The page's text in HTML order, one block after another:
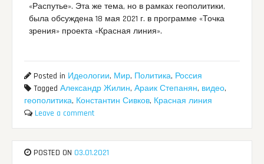
«Распутье». Эта же тема, но в рамках геополитики,
была обсуждена 18 мая 2021 г. в программе «Точка
зрения» проекта «Красная линия».
Posted in Идеологии, Мир, Политика, Россия
TaggedАлександр Жилин,Араик Степанян, видео,
геополитика, Константин Сивков, Красная линия
Leave a comment
POSTED ON 03.01.2021